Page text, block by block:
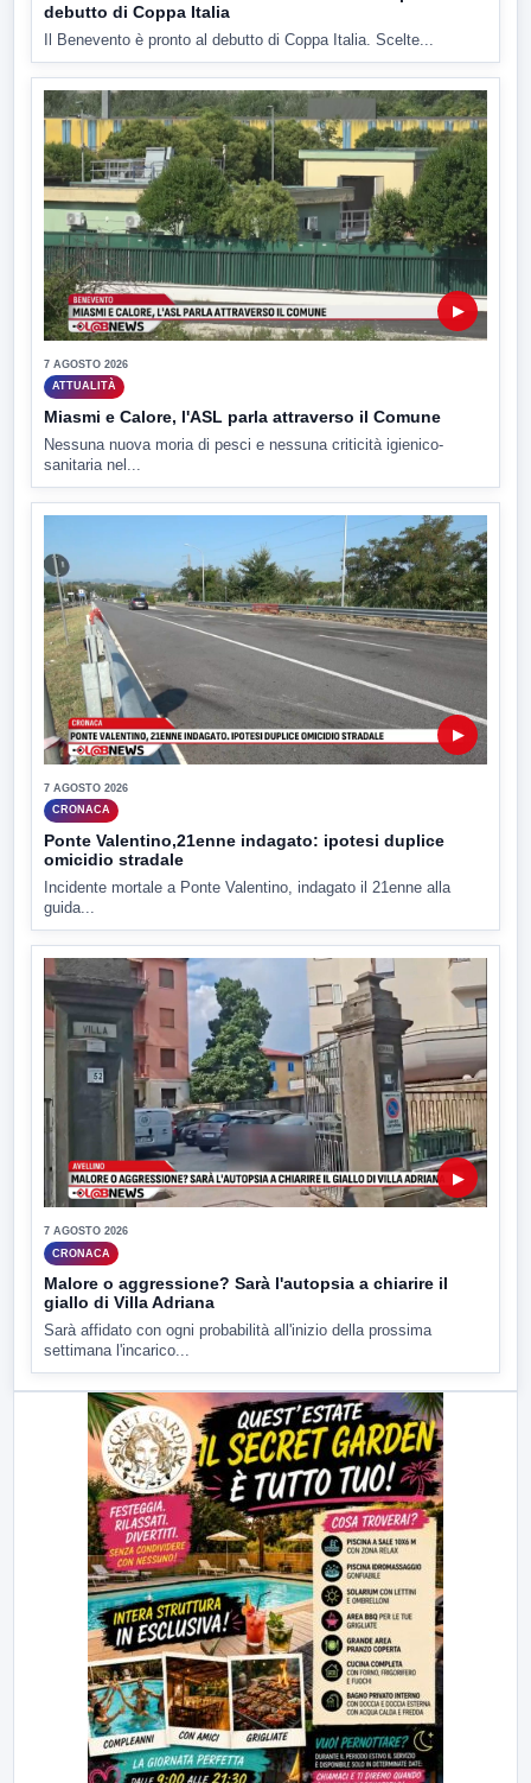
debutto di Coppa Italia
Il Benevento è pronto al debutto di Coppa Italia. Scelte...
▶
7 AGOSTO 2026
ATTUALITÀ
Miasmi e Calore, l'ASL parla attraverso il Comune
Nessuna nuova moria di pesci e nessuna criticità igienico-
sanitaria nel...
▶
7 AGOSTO 2026
CRONACA
Ponte Valentino,21enne indagato: ipotesi duplice
omicidio stradale
Incidente mortale a Ponte Valentino, indagato il 21enne alla
guida...
▶
7 AGOSTO 2026
CRONACA
Malore o aggressione? Sarà l'autopsia a chiarire il
giallo di Villa Adriana
Sarà affidato con ogni probabilità all'inizio della prossima
settimana l'incarico...